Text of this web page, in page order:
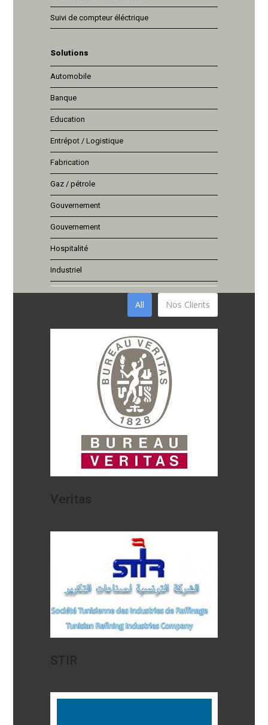
Suivi de compteur éléctrique
Solutions
Automobile
Banque
Education
Entrépot / Logistique
Fabrication
Gaz / pétrole
Gouvernement
Gouvernement
Hospitalité
Industriel
All Nos Clients
Veritas
STIR